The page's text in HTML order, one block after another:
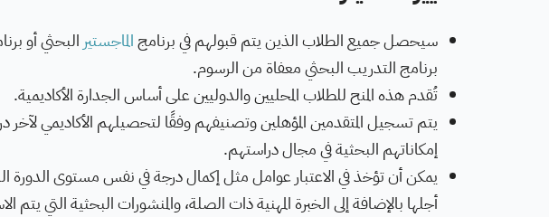
سيحصل جميع الطلاب الذين يتم قبولهم في برنامجالماجستير البحثي أو
برنامج التدريب البحثي معفاة من الرسوم.
تُقدم هذه المنح للطلاب المحليين والدوليين على أساس الجدارة الأكاديمية.
يتم تسجيل المتقدمين المؤهلين وتصنيفهم وفقًا لتحصيلهم الأكاديمي لآخر
إمكاناتهم البحثية في مجال دراستهم.
يمكن أن تؤخذ في الاعتبار عوامل مثل إكمال درجة في نفس مستوى الدورة
أجلها بالإضافة إلى الخبرة المهنية ذات الصلة، والمنشورات البحثية التي يتم